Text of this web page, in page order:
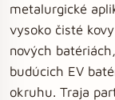
metalurgické
vysoko čisté
nových
budúcich EV
okruhu. Traja